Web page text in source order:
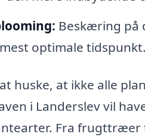
Beskæring på
optimale tidspunkt.
huske, at ikke alle
i Landerslev vil
Fra frugttræer